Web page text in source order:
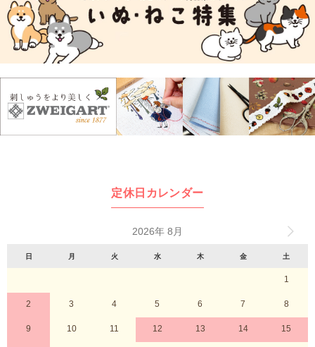
定休日カレンダー
2026年 8月
日 月 火 水 木 金 土
1
2 3 4 5 6 7 8
9 10 11 12 13 14 15